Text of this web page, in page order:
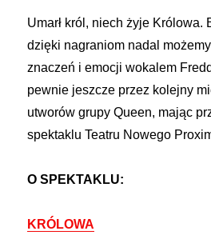
Umarł król, niech żyje Królowa.
dzięki nagraniom nadal
znaczeń i emocji wokalem
pewnie jeszcze przez kolejny
utworów grupy Queen, mając
spektaklu Teatru Nowego
O SPEKTAKLU:
KRÓLOWA